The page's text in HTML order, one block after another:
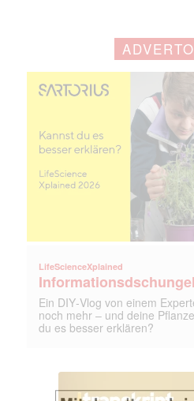
LifeScienceXplained
Ein DIY‑Vlog von einem
noch mehr – und deine
du es besser erklären?